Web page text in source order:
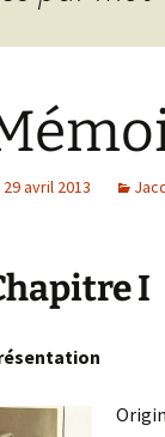
29 avril 2013
I